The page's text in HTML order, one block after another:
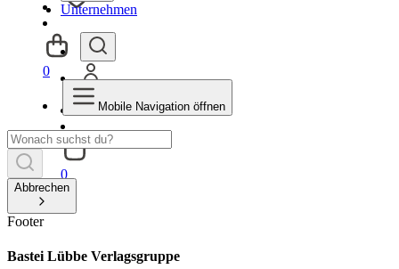
Unternehmen
0
0
Mobile Navigation öffnen
Abbrechen
Footer
Bastei Lübbe Verlagsgruppe